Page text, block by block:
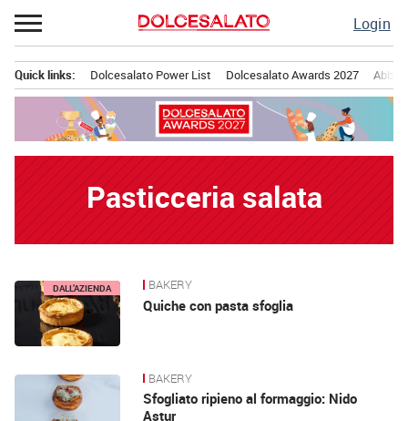
Passa
al
Login
principale
Quick links: Dolcesalato Power List Dolcesalato Awards 2027
Pasticceria salata
News DALL’AZIENDA BAKERY
Quiche con pasta sfoglia
BAKERY
Sfogliato ripieno al formaggio: Nido
Astur